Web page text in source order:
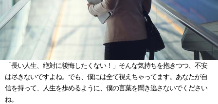
「長い人生、絶対に後悔したくない！」そんな気持ちを抱きつつ、不安
は尽きないですよね。でも、僕には全て視えちゃってます。あなたが自
信を持って、人生を歩めるように、僕の言葉を聞き逃さないでください
ね。